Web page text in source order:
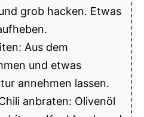
grob hacken. Etwas
Aus dem
und etwas
annehmen lassen.
anbraten: Olivenöl